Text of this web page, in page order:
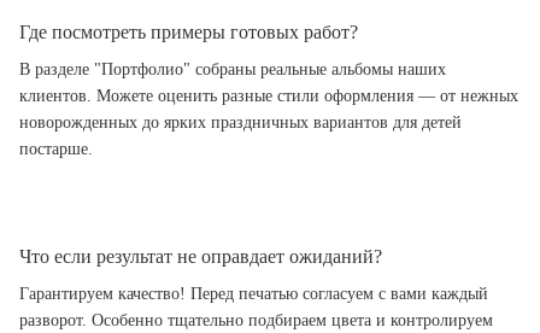
Где посмотреть примеры готовых работ?
В разделе "Портфолио" собраны реальные альбомы наших
клиентов. Можете оценить разные стили оформления — от нежных
новорожденных до ярких праздничных вариантов для детей
постарше.
Что если результат не оправдает ожиданий?
Гарантируем качество! Перед печатью согласуем с вами каждый
разворот. Особенно тщательно подбираем цвета и контролируем